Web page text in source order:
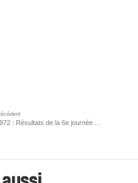
: Résultats de la 6e journée ...